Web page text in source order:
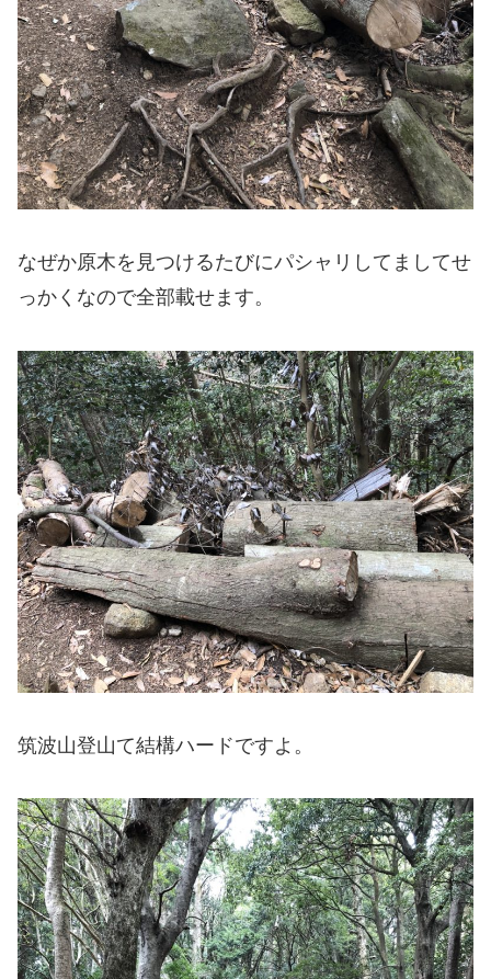
なぜか原木を見つけるたびにパシャリしてましてせ
っかくなので全部載せます。
筑波山登山て結構ハードですよ。